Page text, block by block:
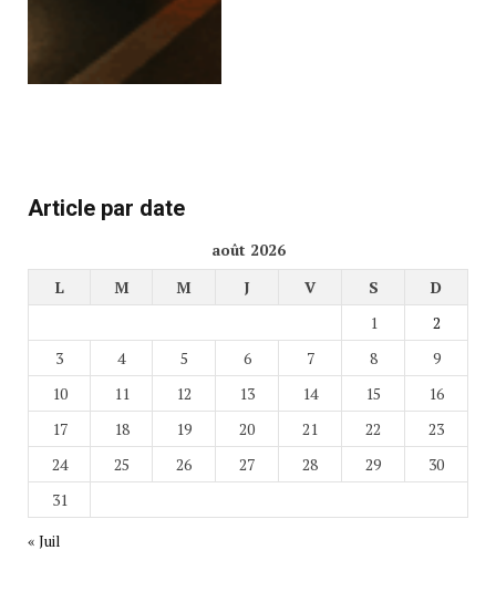
Article par date
août 2026
L
M M J V S
D
1
2
3
4 5 6 7 8
9
10
11 12 13 14 15
16
17
18 19 20 21 22
23
24
25 26 27 28 29
30
31
« Juil